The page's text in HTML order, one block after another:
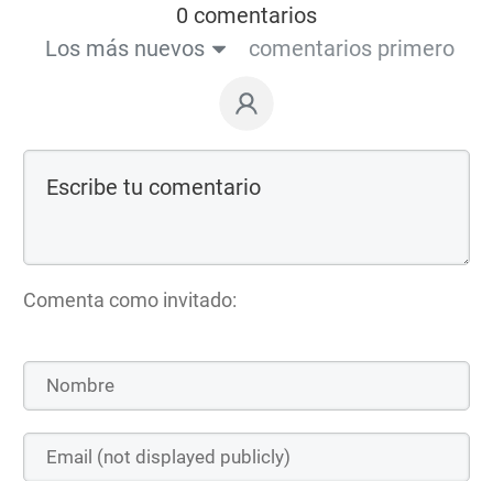
0 comentarios
Los más nuevos
comentarios primero
Comenta como invitado: